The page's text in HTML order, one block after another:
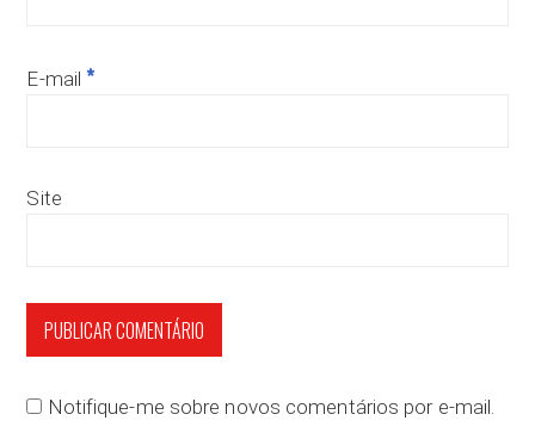
E-mail *
Site
Notifique-me sobre novos comentários por e-mail.